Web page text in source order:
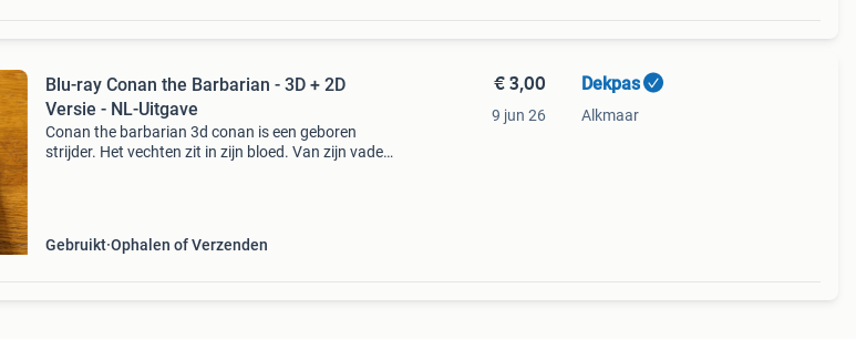
Blu-ray Conan the Barbarian - 3D + 2D
Versie - NL-Uitgave
Conan the barbarian 3d conan is een geboren
strijder. Het vechten zit in zijn bloed. Van zijn vader
Gebruikt Ophalen of Verzenden
€ 3,00
9 jun 26
Dekpas
Alkmaar